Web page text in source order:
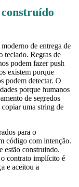
de entrega de
teclado. Regras de
podem fazer push
existem porque
podem detectar. O
porque humanos
de segredos
uma string de
para o
código com intenção.
estão construindo.
contrato implícito é
e aceitou a